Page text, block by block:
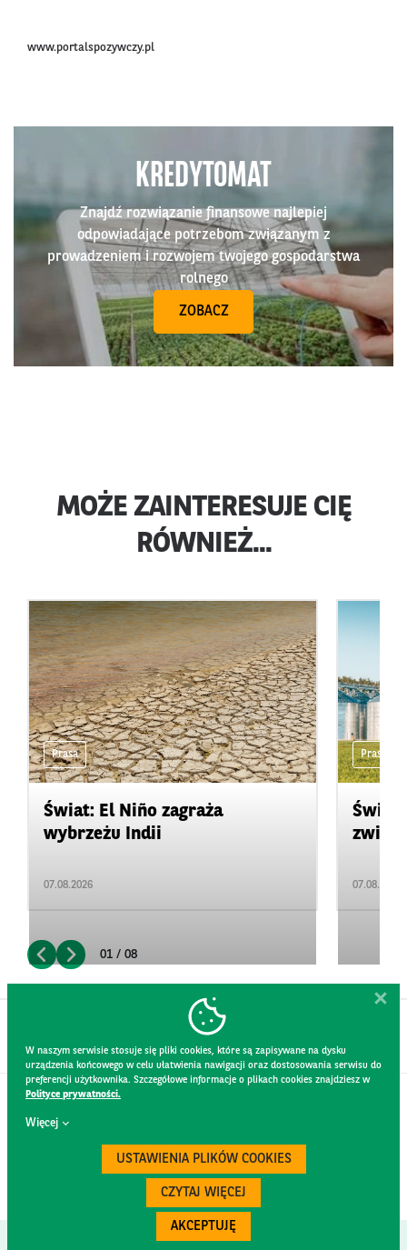
www.portalspozywczy.pl
KREDYTOMAT
Znajdź rozwiązanie finansowe najlepiej
odpowiadające potrzebom związanym z
prowadzeniem i rozwojem twojego gospodarstwa
rolnego
ZOBACZ
MOŻE ZAINTERESUJE CIĘ
RÓWNIEŻ...
Prasa
Świat: El Niño zagraża
wybrzeżu Indii
07.08.2026
Prasa
07.08.2026
01 / 08
W naszym serwisie stosuje się pliki cookies, które są zapisywane na dysku
urządzenia końcowego w celu ułatwienia nawigacji oraz dostosowania serwisu do
preferencji użytkownika. Szczegółowe informacje o plikach cookies znajdziesz w
Polityce prywatności.
Więcej
USTAWIENIA PLIKÓW COOKIES
CZYTAJ WIĘCEJ
AKCEPTUJĘ
KONTAKT
REGULAMIN STRONY
POLITYKA PRYWATNOŚCI